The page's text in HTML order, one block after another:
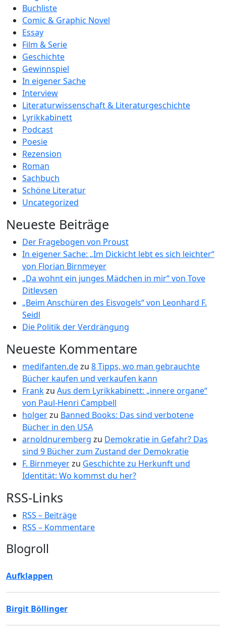
Buchliste
Comic & Graphic Novel
Essay
Film & Serie
Geschichte
Gewinnspiel
In eigener Sache
Interview
Literaturwissenschaft & Literaturgeschichte
Lyrikkabinett
Podcast
Poesie
Rezension
Roman
Sachbuch
Schöne Literatur
Uncategorized
Neueste Beiträge
Der Fragebogen von Proust
In eigener Sache: „Im Dickicht lebt es sich leichter“
von Florian Birnmeyer
„Da wohnt ein junges Mädchen in mir“ von Tove
Ditlevsen
„Beim Anschüren des Eisvogels“ von Leonhard F.
Seidl
Die Politik der Verdrängung
Neueste Kommentare
medifanten.dezu 8 Tipps, wo man gebrauchte
Bücher kaufen und verkaufen kann
Frankzu Aus dem Lyrikkabinett: „innere organe“
von Paul-Henri Campbell
holgerzu Banned Books: Das sind verbotene
Bücher in den USA
arnoldnuremberg zu Demokratie in Gefahr? Das
sind 9 Bücher zum Zustand der Demokratie
F. Birnmeyerzu Geschichte zu Herkunft und
Identität: Wo kommst du her?
RSS-Links
RSS – Beiträge
RSS – Kommentare
Blogroll
Aufklappen
Birgit Böllinger